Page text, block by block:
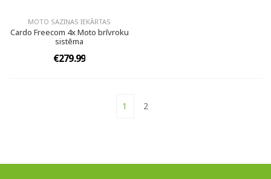
MOTO SAZIŅAS IEKĀRTAS
Cardo Freecom 4x Moto brīvroku
sistēma
€279.99
1 2